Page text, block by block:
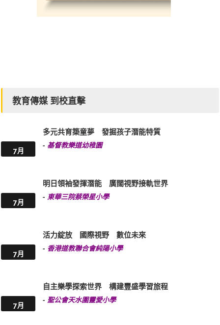
教育傳媒 到校直擊
7月
多元共育築童夢 發掘孩子潛能特質
- 基督教樂道幼稚園
7月
明日領袖發揮潛能 廣闊視野接軌世界
- 東華三院蔡榮星小學
7月
活力綻放 國際視野 數位未來
- 香港道教聯合會純陽小學
7月
自主樂學探索世界 構建豐盛學習旅程
- 聖公會天水圍靈愛小學